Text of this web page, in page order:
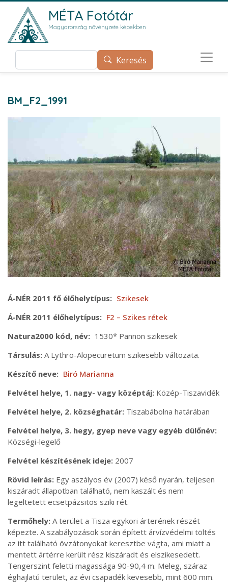
Ugrás a tartalomra
MÉTA Fotótár
Magyarország növényzete képekben
Keresés Keresés
BM_F2_1991
Á-NÉR 2011 fő élőhelytípus
Szikesek
Á-NÉR 2011 élőhelytípus
F2 – Szikes rétek
Natura2000 kód, név
1530* Pannon szikesek
Társulás A Lythro-Alopecuretum szikesebb változata.
Készítő neve
Biró Marianna
Felvétel helye, 1. nagy- vagy középtáj Közép-Tiszavidék
Felvétel helye, 2. községhatár Tiszabábolna határában
Felvétel helye, 3. hegy, gyep neve vagy egyéb dülőnév
Községi-legelő
Felvétel készítésének ideje 2007
Rövid leírás Egy aszályos év (2007) késő nyarán, teljesen
kiszáradt állapotban található, nem kaszált és nem
legeltetett ecsetpázsitos sziki rét.
Termőhely A terület a Tisza egykori árterének részét
képezte. A szabályozások során épített árvízvédelmi töltés
az itt található övzátonyokat keresztbe vágta, ami miatt a
mentett ártérre került rész kiszáradt és elszikesedett.
Tengerszint feletti magassága 90-90,4 m. Meleg, száraz
éghajlatú terület, az évi csapadék kevesebb, mint 600 mm.